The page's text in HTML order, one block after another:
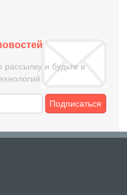
и будьте в
Подписаться